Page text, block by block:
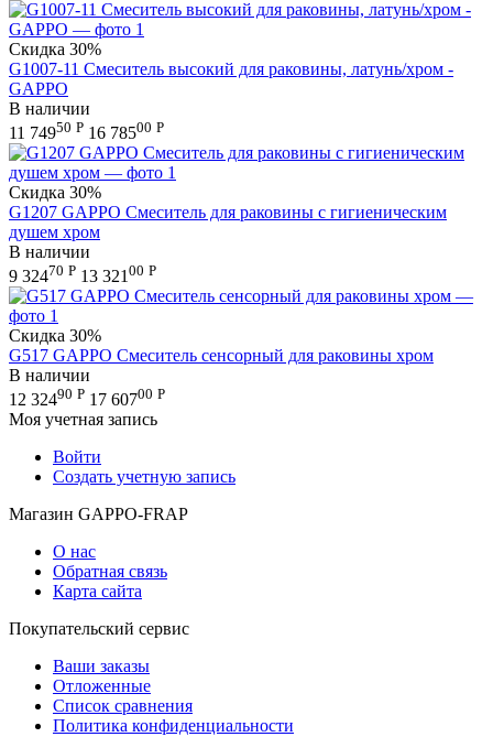
Скидка 30%
G1007-11 Смеситель высокий для раковины, латунь/хром -
GAPPO
В наличии
11 74950 Р 16 78500 Р
Скидка 30%
G1207 GAPPO Смеситель для раковины с гигиеническим
душем хром
В наличии
9 32470 Р 13 321 00 Р
Скидка 30%
G517 GAPPO Смеситель сенсорный для раковины хром
В наличии
12 32490 Р 17 60700 Р
Моя учетная запись
Войти
Создать учетную запись
Магазин GAPPO-FRAP
О нас
Обратная связь
Карта сайта
Покупательский сервис
Ваши заказы
Отложенные
Список сравнения
Политика конфиденциальности